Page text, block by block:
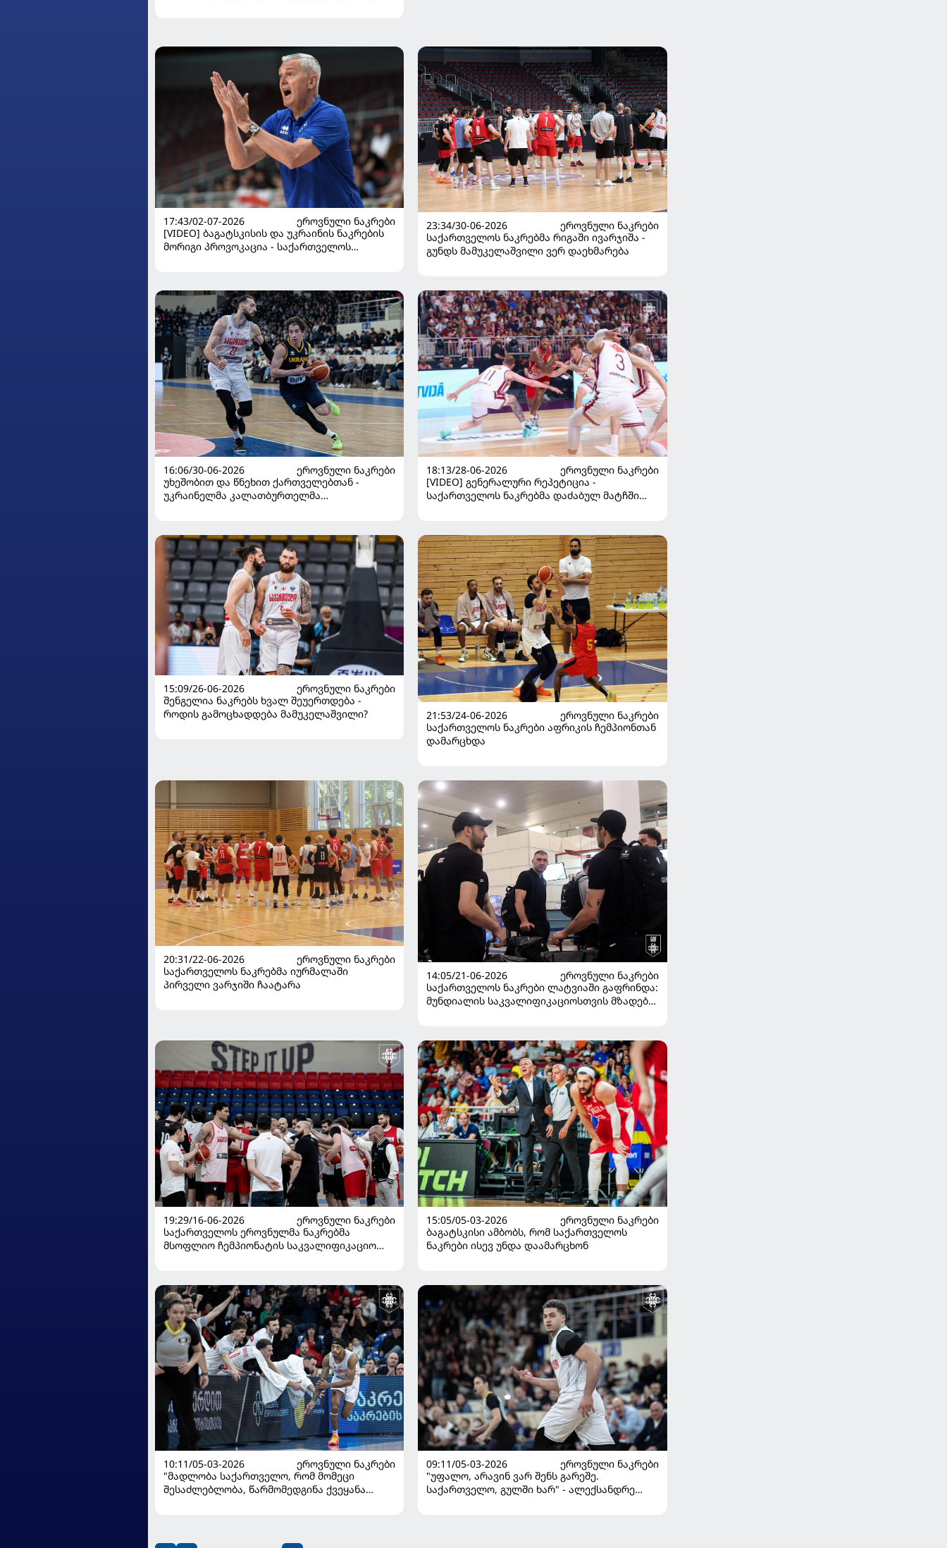
17:43/02-07-2026
ᲔᲠᲝᲕᲜᲣᲚᲘ ᲜᲐᲙᲠᲔᲑᲘ
[VIDEO] ბაგატსკისის და უკრაინის ნაკრების
მორიგი პროვოკაცია - საქართველოს
23:34/30-06-2026
ᲔᲠᲝᲕᲜᲣᲚᲘ ᲜᲐᲙᲠᲔᲑᲘ
საქართველოს ნაკრებმა რიგაში ივარჯიშა -
გუნდს მამუკელაშვილი ვერ დაეხმარება
16:06/30-06-2026
ᲔᲠᲝᲕᲜᲣᲚᲘ ᲜᲐᲙᲠᲔᲑᲘ
უხეშობით და წნეხით ქართველებთან -
უკრაინელმა კალათბურთელმა
18:13/28-06-2026
ᲔᲠᲝᲕᲜᲣᲚᲘ ᲜᲐᲙᲠᲔᲑᲘ
[VIDEO] გენერალური რეპეტიცია -
საქართველოს ნაკრებმა დაძაბულ მატჩში
15:09/26-06-2026
ᲔᲠᲝᲕᲜᲣᲚᲘ ᲜᲐᲙᲠᲔᲑᲘ
შენგელია ნაკრებს ხვალ შეუერთდება -
როდის გამოცხადდება მამუკელაშვილი?
21:53/24-06-2026
ᲔᲠᲝᲕᲜᲣᲚᲘ ᲜᲐᲙᲠᲔᲑᲘ
საქართველოს ნაკრები აფრიკის ჩემპიონთან
დამარცხდა
20:31/22-06-2026
ᲔᲠᲝᲕᲜᲣᲚᲘ ᲜᲐᲙᲠᲔᲑᲘ
საქართველოს ნაკრებმა იურმალაში
პირველი ვარჯიში ჩაატარა
14:05/21-06-2026
ᲔᲠᲝᲕᲜᲣᲚᲘ ᲜᲐᲙᲠᲔᲑᲘ
საქართველოს ნაკრები ლატვიაში გაფრინდა:
მუნდიალის საკვალიფიკაციოსთვის მზადება
19:29/16-06-2026
ᲔᲠᲝᲕᲜᲣᲚᲘ ᲜᲐᲙᲠᲔᲑᲘ
საქართველოს ეროვნულმა ნაკრებმა
მსოფლიო ჩემპიონატის საკვალიფიკაციო
15:05/05-03-2026
ᲔᲠᲝᲕᲜᲣᲚᲘ ᲜᲐᲙᲠᲔᲑᲘ
ბაგატსკისი ამბობს, რომ საქართველოს
ნაკრები ისევ უნდა დაამარცხონ
10:11/05-03-2026
ᲔᲠᲝᲕᲜᲣᲚᲘ ᲜᲐᲙᲠᲔᲑᲘ
"მადლობა საქართველო, რომ მომეცი
შესაძლებლობა, წარმომედგინა ქვეყანა
09:11/05-03-2026
ᲔᲠᲝᲕᲜᲣᲚᲘ ᲜᲐᲙᲠᲔᲑᲘ
"უფალო, არავინ ვარ შენს გარეშე.
საქართველო, გულში ხარ" - ალექსანდრე